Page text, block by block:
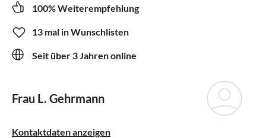
100% Weiterempfehlung
13 mal in Wunschlisten
Seit über 3 Jahren online
Frau L. Gehrmann
Kontaktdaten anzeigen